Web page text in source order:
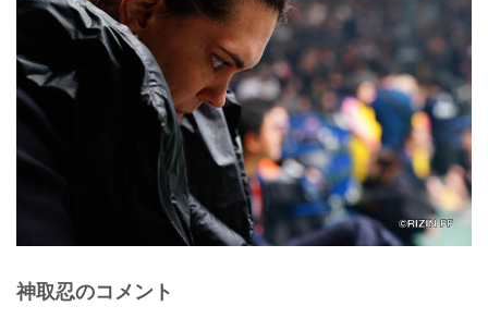
神取忍のコメント